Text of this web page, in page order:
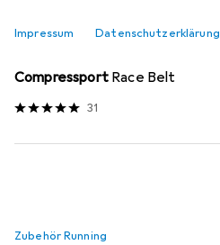
Impressum Datenschutzerklärung
Zubehör Running
Compressport Race Belt
31
Zubehör Running